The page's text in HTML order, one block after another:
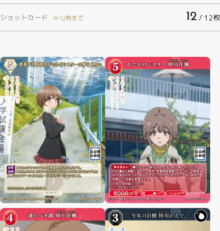
エラッタ
制限・禁止カード
商品情報
カード検索・デッキ構築
デッキ検索
大会・イベント
おすすめデッキ
取扱店舗一覧
ショットカード ※12枚まで 12 / 12枚